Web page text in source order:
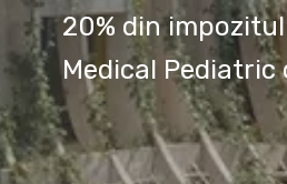
20% din
Medical Pediatric